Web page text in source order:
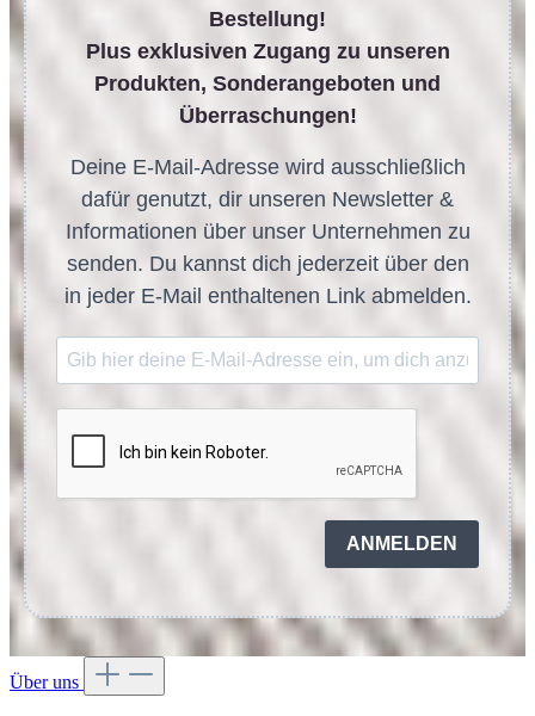
Bestellung!
Plus exklusiven Zugang zu unseren
Produkten, Sonderangeboten und
Überraschungen!
Deine E-Mail-Adresse wird ausschließlich
dafür genutzt, dir unseren Newsletter &
Informationen über unser Unternehmen zu
senden. Du kannst dich jederzeit über den
in jeder E-Mail enthaltenen Link abmelden.
ANMELDEN
Über uns